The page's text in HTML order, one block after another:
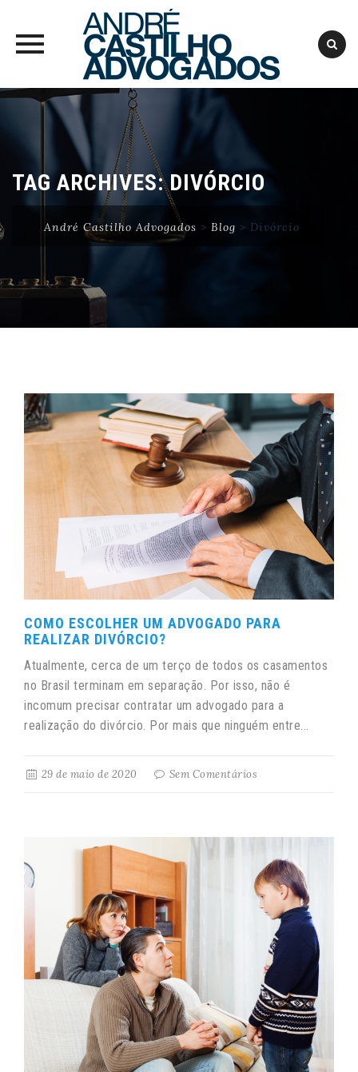
Skip
TAG ARCHIVES:DIVÓRCIO
André Castilho Advogados > Blog > Divórcio
COMO ESCOLHER UM ADVOGADO PARA
REALIZAR DIVÓRCIO?
Atualmente, cerca de um terço de todos os casamentos
no Brasil terminam em separação. Por isso, não é
incomum precisar contratar um advogado para a
realização do divórcio. Por mais que ninguém entre...
29 de maio de 2020 Sem Comentários